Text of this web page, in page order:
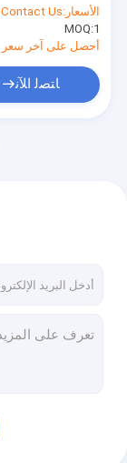
الطور
الأسعار:Contact Us
MOQ:1
أحصل على آخر سعر
ﺎﺘﺼﻟ ﺍﻶﻧ